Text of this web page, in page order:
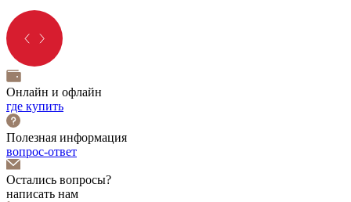
Онлайн и офлайн
где купить
Полезная информация
вопрос-ответ
Остались вопросы?
написать нам